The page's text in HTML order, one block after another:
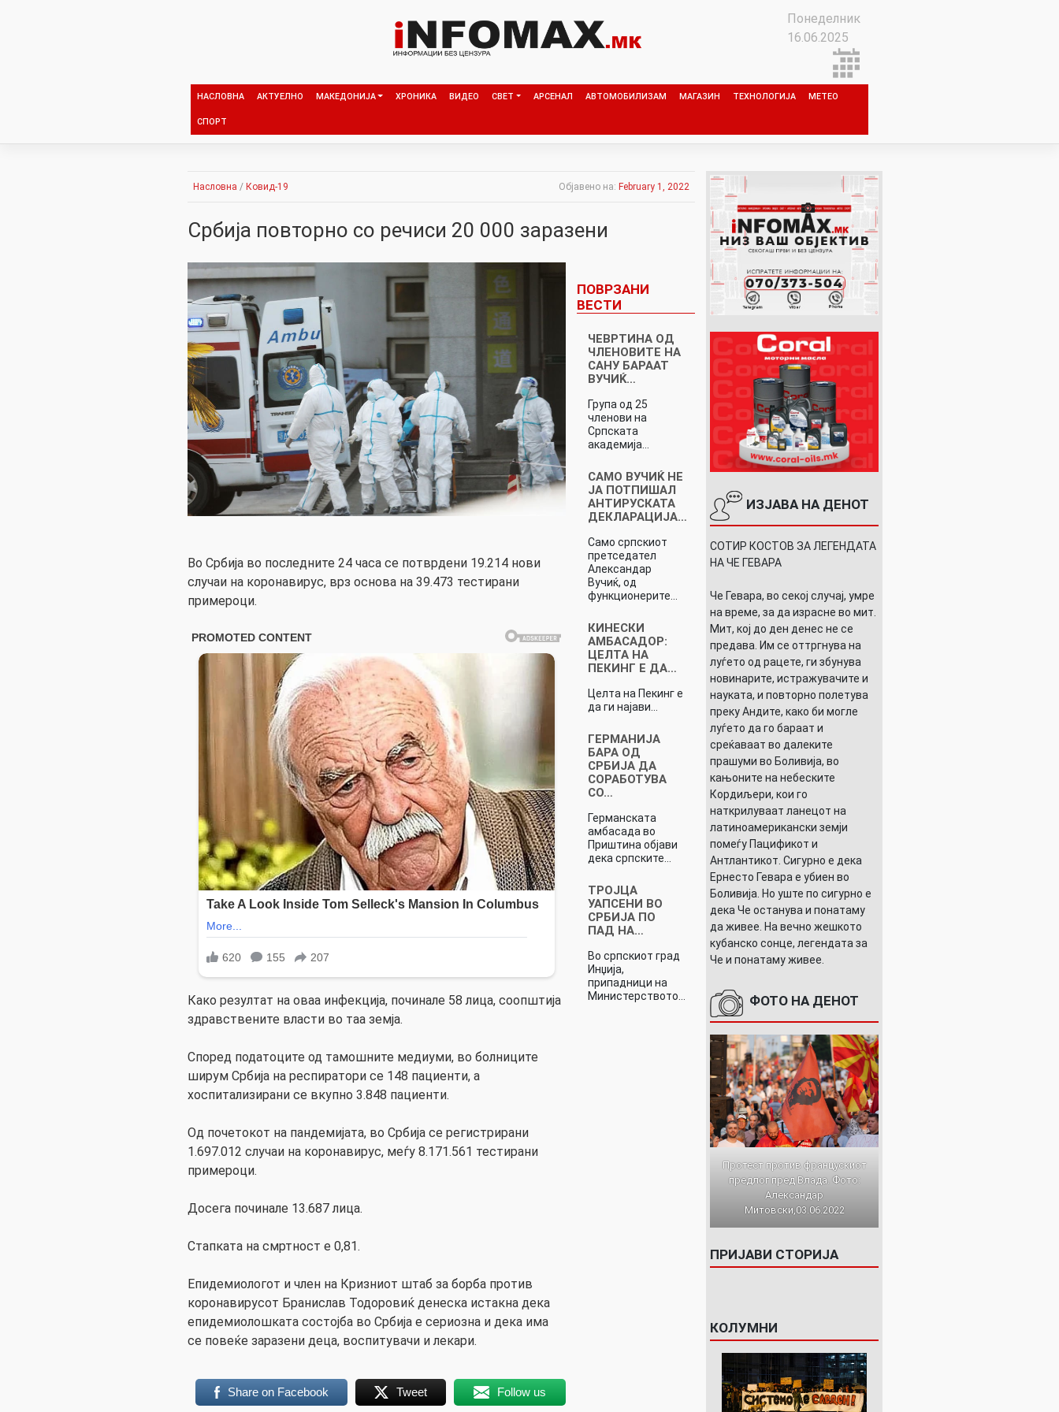
Понеделник
16.06.2025
НАСЛОВНА АКТУЕЛНО МАКЕДОНИЈА ХРОНИКА ВИДЕО СВЕТ АРСЕНАЛ АВТОМОБИЛИЗАМ МАГАЗИН ТЕХНОЛОГИЈА МЕТЕО
СПОРТ
Насловна / Ковид-19 Објавено на: February 1, 2022
Србија повторно со речиси 20 000 заразени
Во Србија во последните 24 часа се потврдени 19.214 нови
случаи на коронавирус, врз основа на 39.473 тестирани
примероци.
Како резултат на оваа инфекција, починале 58 лица, соопштија
здравствените власти во таа земја.
Според податоците од тамошните медиуми, во болниците
ширум Србија на респиратори се 148 пациенти, а
хоспитализирани се вкупно 3.848 пациенти.
Од почетокот на пандемијата, во Србија се регистрирани
1.697.012 случаи на коронавирус, меѓу 8.171.561 тестирани
примероци.
Досега починале 13.687 лица.
Стапката на смртност е 0,81.
Епидемиологот и член на Кризниот штаб за борба против
коронавирусот Бранислав Тодоровиќ денеска истакна дека
епидемиолошката состојба во Србија е сериозна и дека има
се повеќе заразени деца, воспитувачи и лекари.
Share on Facebook Tweet Follow us
ПОВРЗАНИ
ВЕСТИ
ЧЕВРТИНА ОД
ЧЛЕНОВИТЕ НА
САНУ БАРААТ
ВУЧИЌ…
Група од 25
членови на
Српската
академија…
САМО ВУЧИЌ НЕ
ЈА ПОТПИШАЛ
АНТИРУСКАТА
ДЕКЛАРАЦИЈА…
Само српскиот
претседател
Александар
Вучиќ, од
функционерите…
КИНЕСКИ
АМБАСАДОР:
ЦЕЛТА НА
ПЕКИНГ Е ДА…
Целта на Пекинг е
да ги најави…
ГЕРМАНИЈА
БАРА ОД
СРБИЈА ДА
СОРАБОТУВА
СО…
Германската
амбасада во
Приштина објави
дека српските…
ТРОЈЦА
УАПСЕНИ ВО
СРБИЈА ПО
ПАД НА…
Во српскиот град
Инџија,
припадници на
Министерството…
ИЗЈАВА НА ДЕНОТ
СОТИР КОСТОВ ЗА ЛЕГЕНДАТА
НА ЧЕ ГЕВАРА
Че Гевара, во секој случај, умре
на време, за да израсне во мит.
Мит, кој до ден денес не се
предава. Им се оттргнува на
луѓето од рацете, ги збунува
новинарите, истражувачите и
науката, и повторно полетува
преку Андите, како би могле
луѓето да го бараат и
среќаваат во далеките
прашуми во Боливија, во
кањоните на небеските
Кордиљери, кои го
наткрилуваат ланецот на
латиноамерикански земји
помеѓу Пацификот и
Антлантикот. Сигурно е дека
Ернесто Гевара е убиен во
Боливија. Но уште по сигурно е
дека Че останува и понатаму
да живее. На вечно жешкото
кубанско сонце, легендата за
Че и понатаму живее.
ФОТО НА ДЕНОТ
Протест против францускиот
предлог пред Влада. Фото:
Александар
Митовски,03.06.2022
ПРИЈАВИ СТОРИЈА
КОЛУМНИ